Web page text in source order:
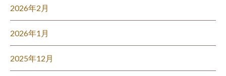
2026年2月
2026年1月
2025年12月